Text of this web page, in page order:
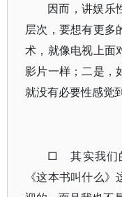
因而，讲娱乐
层次，要想有更多
术，就像电视上面
影片一样；二是，
就没有必要性感觉
□ 其实我们
《这本书叫什么